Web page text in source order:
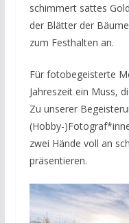
schimmert sattes
der Blätter der
zum Festhalten an.
Für fotobegeisterte
Jahreszeit ein Muss,
Zu unserer
(Hobby-
zwei Hände voll an
präsentieren.